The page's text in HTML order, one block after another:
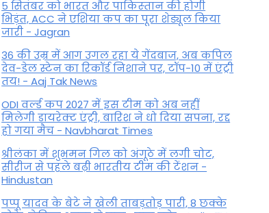
5 सितंबर को भारत और पाकिस्‍तान की होगी
भिड़ंत, ACC ने एशिया कप का पूरा शेड्यूल किया
जारी - Jagran
36 की उम्र में आग उगल रहा ये गेंदबाज, अब कपिल
देव-डेल स्टेन का रिकॉर्ड निशाने पर, टॉप-10 में एंट्री
तय! - Aaj Tak News
ODI वर्ल्ड कप 2027 में इस टीम को अब नहीं
मिलेगी डायरेक्ट एंट्री, बारिश ने धो दिया सपना, रद्द
हो गया मैच - Navbharat Times
श्रीलंका में शुभमन गिल को अंगूठे में लगी चोट,
सीरीज से पहले बढ़ी भारतीय टीम की टेंशन -
Hindustan
पप्पू यादव के बेटे ने खेली ताबड़तोड़ पारी, 8 छक्के